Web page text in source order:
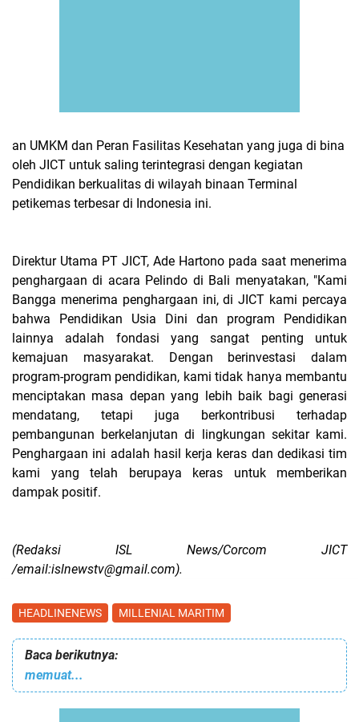
an UMKM dan Peran Fasilitas Kesehatan yang juga di bina
oleh JICT untuk saling terintegrasi dengan kegiatan
Pendidikan berkualitas di wilayah binaan Terminal
petikemas terbesar di Indonesia ini.
Direktur Utama PT JICT, Ade Hartono pada saat menerima
penghargaan di acara Pelindo di Bali menyatakan, "Kami
Bangga menerima penghargaan ini, di JICT kami percaya
bahwa Pendidikan Usia Dini dan program Pendidikan
lainnya adalah fondasi yang sangat penting untuk
kemajuan masyarakat. Dengan berinvestasi dalam
program-program pendidikan, kami tidak hanya membantu
menciptakan masa depan yang lebih baik bagi generasi
mendatang, tetapi juga berkontribusi terhadap
pembangunan berkelanjutan di lingkungan sekitar kami.
Penghargaan ini adalah hasil kerja keras dan dedikasi tim
kami yang telah berupaya keras untuk memberikan
dampak positif.
(Redaksi ISL News/Corcom JICT
/email:islnewstv@gmail.com).
HEADLINENEWS MILLENIAL MARITIM
Baca berikutnya:
memuat...